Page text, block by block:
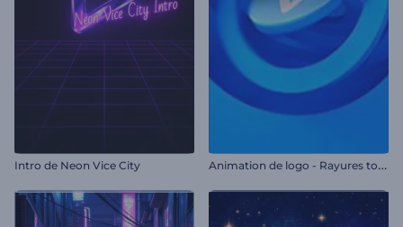
Intro de Neon Vice City A
nimation de logo - Rayures tournantes